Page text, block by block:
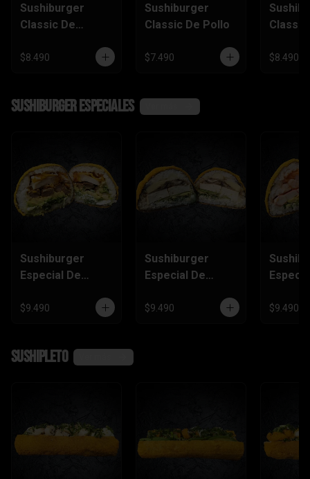
Sushiburger
Classic De
$8.490
Sushiburger
Classic De Pollo
$7.490
Classic
$8.490
SushiBurger Especiales
Sushiburger
Especial De
Furai
$9.490
Sushiburger
Especial De
Champiñón
$9.490 $9.490
SushiPleto